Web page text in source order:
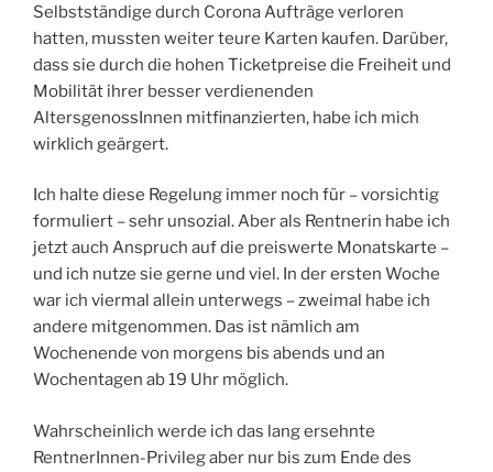
Selbstständige durch Corona Aufträge verloren
hatten, mussten weiter teure Karten kaufen. Darüber,
dass sie durch die hohen Ticketpreise die Freiheit und
Mobilität ihrer besser verdienenden
AltersgenossInnen mitfinanzierten, habe ich mich
wirklich geärgert.
Ich halte diese Regelung immer noch für – vorsichtig
formuliert – sehr unsozial. Aber als Rentnerin habe ich
jetzt auch Anspruch auf die preiswerte Monatskarte –
und ich nutze sie gerne und viel. In der ersten Woche
war ich viermal allein unterwegs – zweimal habe ich
andere mitgenommen. Das ist nämlich am
Wochenende von morgens bis abends und an
Wochentagen ab 19 Uhr möglich.
Wahrscheinlich werde ich das lang ersehnte
RentnerInnen-Privileg aber nur bis zum Ende des